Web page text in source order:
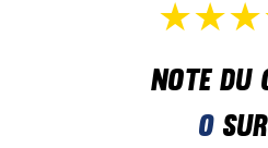
Note du
0